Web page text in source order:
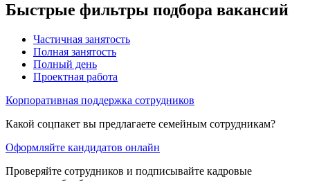
Быстрые фильтры подбора вакансий
Частичная занятость
Полная занятость
Полный день
Проектная работа
Корпоративная поддержка сотрудников
Какой соцпакет вы предлагаете семейным сотрудникам?
Оформляйте кандидатов онлайн
Проверяйте сотрудников и подписывайте кадровые